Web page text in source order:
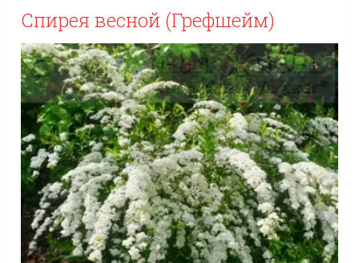
Спирея весной (Грефшейм)